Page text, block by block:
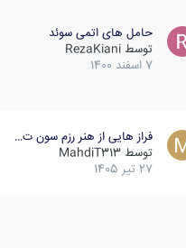
حامل های اتمی سوئد
توسط RezaKiani
7 اسفند 1400
فراز هایی از هنر رزم سون ت…
توسط MahdiT313
27 تیر 1405